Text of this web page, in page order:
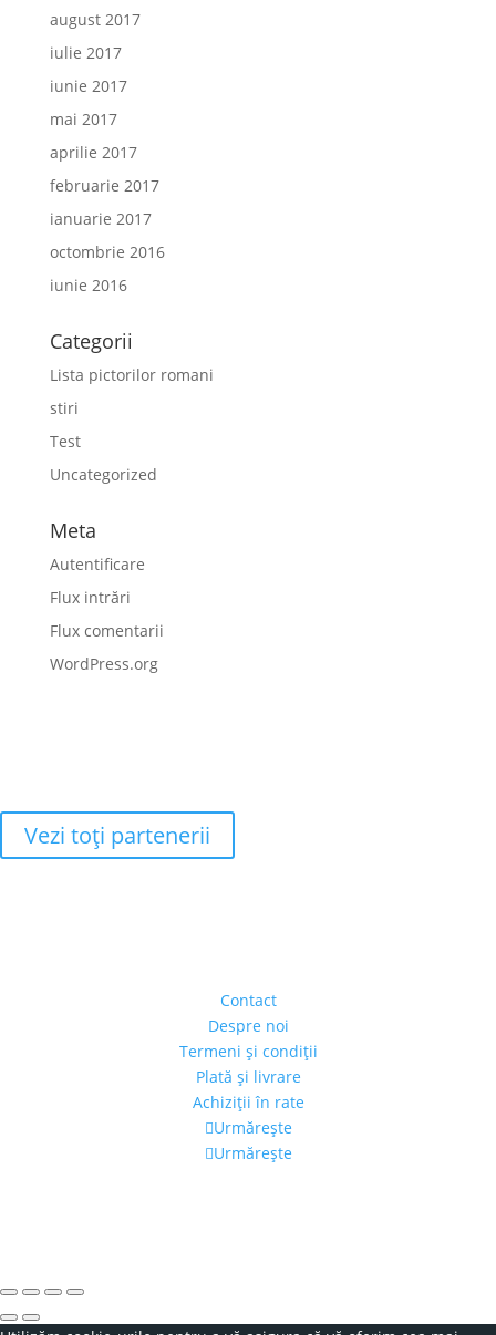
august 2017
iulie 2017
iunie 2017
mai 2017
aprilie 2017
februarie 2017
ianuarie 2017
octombrie 2016
iunie 2016
Categorii
Lista pictorilor romani
stiri
Test
Uncategorized
Meta
Autentificare
Flux intrări
Flux comentarii
WordPress.org
Vezi toţi partenerii
Contact
Despre noi
Termeni şi condiţii
Plată şi livrare
Achiziţii în rate
Urmărește
Urmărește